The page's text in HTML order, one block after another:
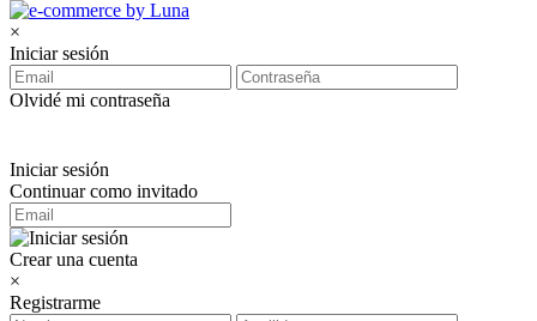
×
Iniciar sesión
Olvidé mi contraseña
Iniciar sesión
Continuar como invitado
Crear una cuenta
×
Registrarme